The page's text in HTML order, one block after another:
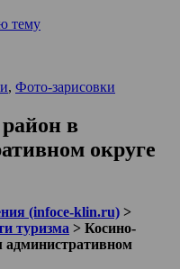
тему
, Фото-зарисовки
в
округе
(infoce-klin.ru) >
туризма > Косино-